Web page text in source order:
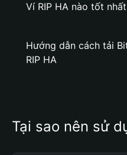
Ví RIP HA nào tốt
Hướng dẫn cách tải
RIP HA
Tại sao nên sử